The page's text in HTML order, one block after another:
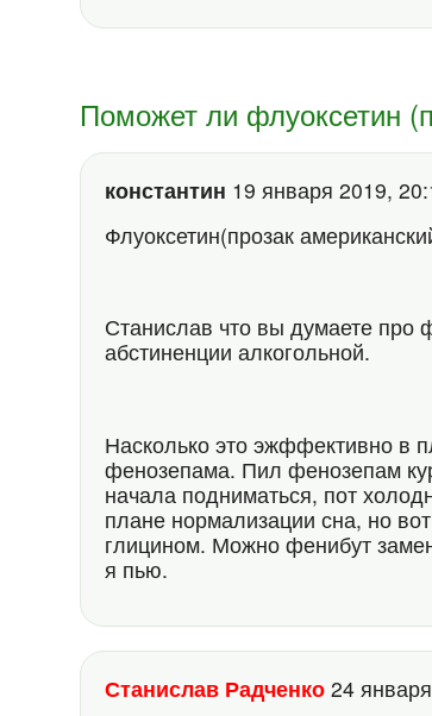
Поможет ли флуоксетин
константин 19 января 2019,
Флуоксетин(прозак
Станислав что вы думаете про
абстиненции алкогольной.
Насколько это эжффективно в
фенозепама. Пил фенозепам
начала подниматься, пот
плане нормализации сна, но
глицином. Можно фенибут
я пью.
Станислав Радченко 24